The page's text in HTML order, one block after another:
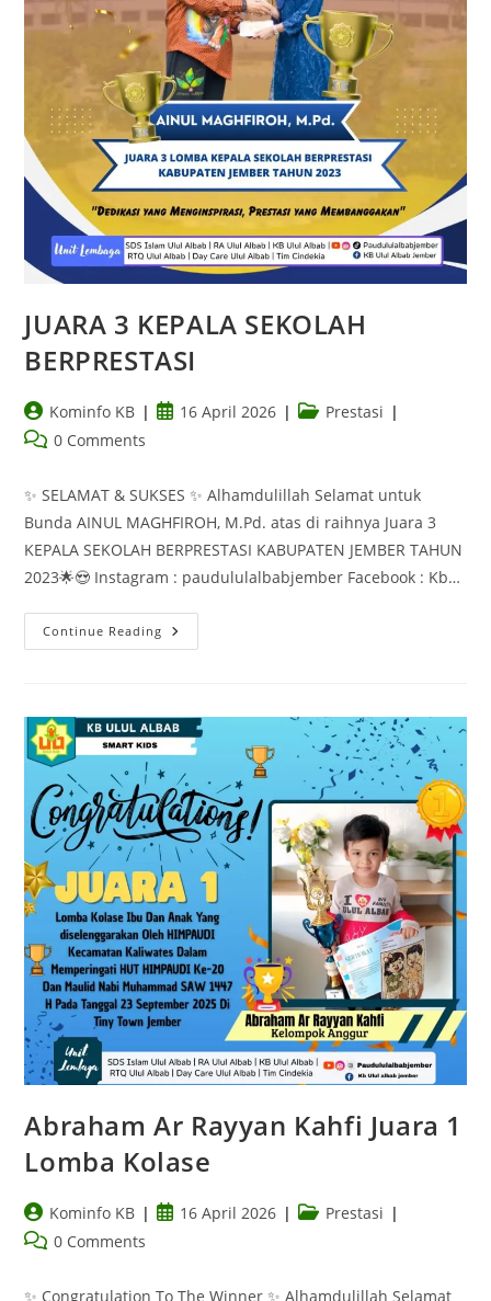
JUARA 3 KEPALA SEKOLAH
BERPRESTASI
Kominfo KB 16 April 2026
Prestasi
0 Comments
✨ SELAMAT & SUKSES ✨ Alhamdulillah Selamat untuk
Bunda AINUL MAGHFIROH, M.Pd. atas di raihnya Juara 3
KEPALA SEKOLAH BERPRESTASI KABUPATEN JEMBER TAHUN
2023🌟😍 Instagram : paudululalbabjember Facebook : Kb…
Continue Reading
Abraham Ar Rayyan Kahfi Juara 1
Lomba Kolase
Kominfo KB 16 April 2026
Prestasi
0 Comments
✨ Congratulation To The Winner ✨ Alhamdulillah Selamat